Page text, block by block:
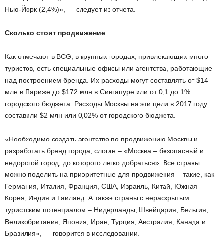
Нью-Йорк (2,4%)», — следует из отчета.
Сколько стоит продвижение
Как отмечают в BCG, в крупных городах, привлекающих много
туристов, есть специальные офисы или агентства, работающие
над построением бренда. Их расходы могут составлять от $14
млн в Париже до $172 млн в Сингапуре или от 0,1 до 1%
городского бюджета. Расходы Москвы на эти цели в 2017 году
составили $2 млн или 0,02% от городского бюджета.
«Необходимо создать агентство по продвижению Москвы и
разработать бренд города, слоган – «Москва – безопасный и
недорогой город, до которого легко добраться». Все страны
можно поделить на приоритетные для продвижения – такие, как
Германия, Италия, Франция, США, Израиль, Китай, Южная
Корея, Индия и Таиланд. А также страны с нераскрытым
туристским потенциалом – Нидерланды, Швейцария, Бельгия,
Великобритания, Япония, Иран, Турция, Австралия, Канада и
Бразилия», — говорится в исследовании.